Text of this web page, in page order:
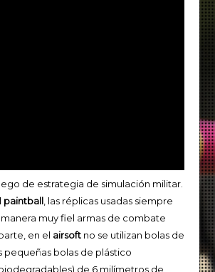
de estrategia de simulación militar.
paintball , las réplicas usadas siempre
muy fiel armas de combate
en el airsoft no se utilizan bolas de
pequeñas bolas de plástico
de 6 milímetros de